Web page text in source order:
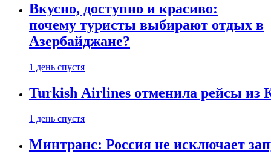
Вкусно, доступно и красиво:
почему туристы выбирают отдых в
Азербайджане?
1 день спустя
Turkish Airlines отменила рейсы из
1 день спустя
Минтранс: Россия не исключает